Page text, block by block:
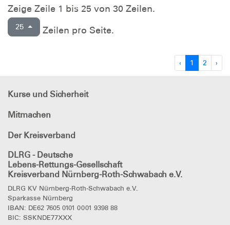
Zeige Zeile 1 bis 25 von 30 Zeilen.
25 Zeilen pro Seite.
‹ 1 2 ›
Kurse und Sicherheit
Mitmachen
Der Kreisverband
DLRG - Deutsche
Lebens-Rettungs-Gesellschaft
Kreisverband Nürnberg-Roth-Schwabach e.V.
DLRG KV Nürnberg-Roth-Schwabach e.V.
Sparkasse Nürnberg
IBAN: DE62 7605 0101 0001 9398 88
BIC: SSKNDE77XXX